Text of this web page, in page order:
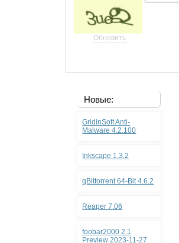
Обновить
Новые:
GridinSoft Anti-
Malware 4.2.100
Inkscape 1.3.2
qBittorrent 64-Bit 4.6.2
Reaper 7.06
foobar2000 2.1
Preview 2023-11-27